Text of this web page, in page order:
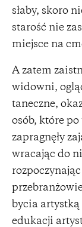
słaby, skoro
starość nie
miejsce na
A zatem
widowni,
taneczne,
osób, które
zapragnęły
wracając do
bycia
edukacji